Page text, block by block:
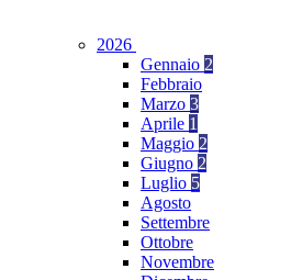
2026
Gennaio 2
Febbraio
Marzo 3
Aprile 1
Maggio 2
Giugno 2
Luglio 5
Agosto
Settembre
Ottobre
Novembre